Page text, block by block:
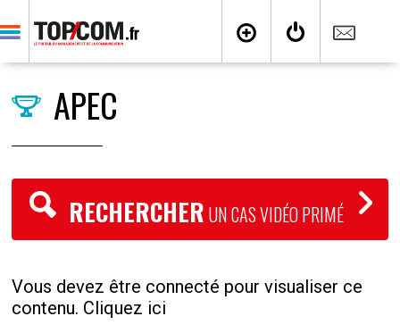
APEC
RECHERCHER UN CAS VIDÉO PRIMÉ
Vous devez être connecté pour visualiser ce
contenu. Cliquez ici